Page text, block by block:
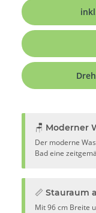
🪑 Moderner
Der moderne
Bad eine
📏 Stauraum
Mit 96 cm Breite